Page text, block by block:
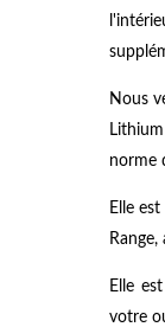
Nous
norme
Elle
Elle
votre